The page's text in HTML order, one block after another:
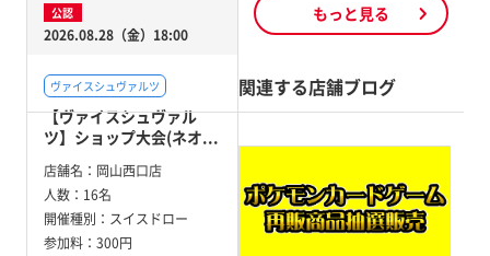
公認
2026.08.28（金）18:00
ヴァイスシュヴァルツ
【ヴァイスシュヴァル
ツ】ショップ大会(ネオ...
店舗名： 岡山西口店
人数： 16名
開催種別： スイスドロー
参加料： 300円
もっと見る
関連する店舗ブログ